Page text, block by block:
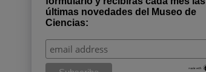
últimas novedades del Museo de
Ciencias: